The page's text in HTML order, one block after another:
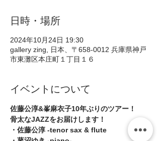
日時・場所
2024年10月24日 19:30
gallery zing, 日本、〒658-0012 兵庫県神戸
市東灘区本庄町１丁目１６
イベントについて
佐藤公淳&峯麻衣子10年ぶりのツアー！
骨太なJAZZをお届けします！
・佐藤公淳 -tenor sax & flute